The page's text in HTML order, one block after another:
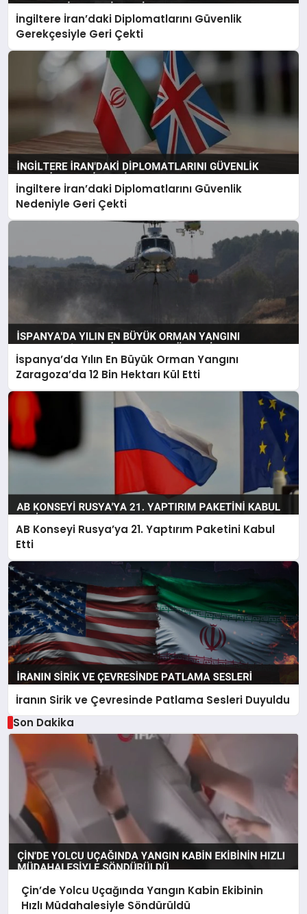
İngiltere İran’daki Diplomatlarını Güvenlik
Gerekçesiyle Geri Çekti
İngiltere İran’daki Diplomatlarını Güvenlik
Nedeniyle Geri Çekti
İspanya’da Yılın En Büyük Orman Yangını
Zaragoza’da 12 Bin Hektarı Kül Etti
AB Konseyi Rusya’ya 21. Yaptırım Paketini Kabul
Etti
İranın Sirik ve Çevresinde Patlama Sesleri Duyuldu
Son Dakika
Çin’de Yolcu Uçağında Yangın Kabin Ekibinin
Hızlı Müdahalesiyle Söndürüldü